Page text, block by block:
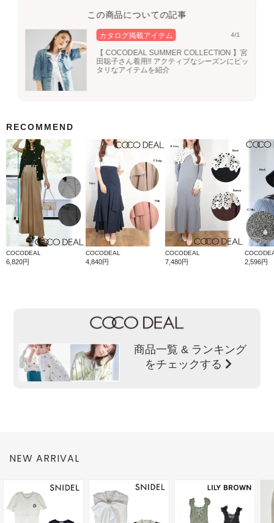
この商品についての記事
カタログ掲載アイテム 4/1
【 COCODEAL SUMMER COLLECTION 】宮
田聡子さん着用!! アクティブなシーズンにピッ
タリなアイテムを紹介
RECOMMEND
COCODEAL
6,820円
COCODEAL
4,840円
COCODEAL
7,480円 2,596円
商品一覧 & ランキング
をチェックする
NEW ARRIVAL